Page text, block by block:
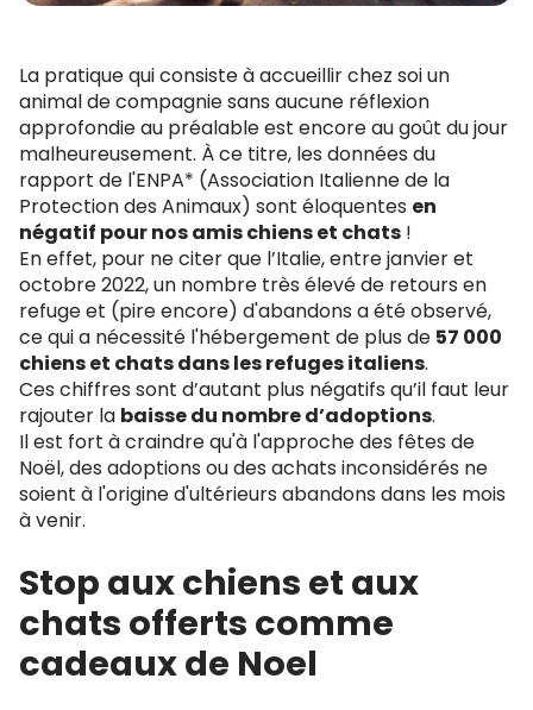
La pratique qui consiste à accueillir chez soi un
animal de compagnie sans aucune réflexion
approfondie au préalable est encore au goût du jour
malheureusement. À ce titre, les données du
rapport de l'ENPA* (Association Italienne de la
Protection des Animaux) sont éloquentes en
négatif pour nos amis chiens et chats !
En effet, pour ne citer que l’Italie, entre janvier et
octobre 2022, un nombre très élevé de retours en
refuge et (pire encore) d'abandons a été observé,
ce qui a nécessité l'hébergement de plus de 57 000
chiens et chats dans les refuges italiens.
Ces chiffres sont d’autant plus négatifs qu’il faut leur
rajouter la baisse du nombre d’adoptions.
Il est fort à craindre qu'à l'approche des fêtes de
Noël, des adoptions ou des achats inconsidérés ne
soient à l'origine d'ultérieurs abandons dans les mois
à venir.
Stop aux chiens et aux
chats offerts comme
cadeaux de Noel